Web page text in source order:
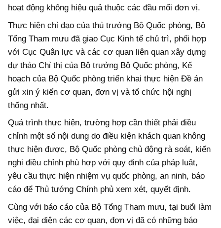
hoạt động không hiệu quả thuộc các đầu mối đơn vị.
Thực hiện chỉ đạo của thủ trưởng Bộ Quốc phòng, Bộ
Tổng Tham mưu đã giao Cục Kinh tế chủ trì, phối hợp
với Cục Quân lực và các cơ quan liên quan xây dựng
dự thảo Chỉ thị của Bộ trưởng Bộ Quốc phòng, Kế
hoạch của Bộ Quốc phòng triển khai thực hiện Đề án
gửi xin ý kiến cơ quan, đơn vị và tổ chức hội nghị
thống nhất.
Quá trình thực hiện, trường hợp cần thiết phải điều
chỉnh một số nội dung do điều kiện khách quan không
thực hiện được, Bộ Quốc phòng chủ động rà soát, kiến
nghị điều chỉnh phù hợp với quy định của pháp luật,
yêu cầu thực hiện nhiệm vụ quốc phòng, an ninh, báo
cáo để Thủ tướng Chính phủ xem xét, quyết định.
Cùng với báo cáo của Bộ Tổng Tham mưu, tại buổi làm
việc, đại diện các cơ quan, đơn vị đã có những báo